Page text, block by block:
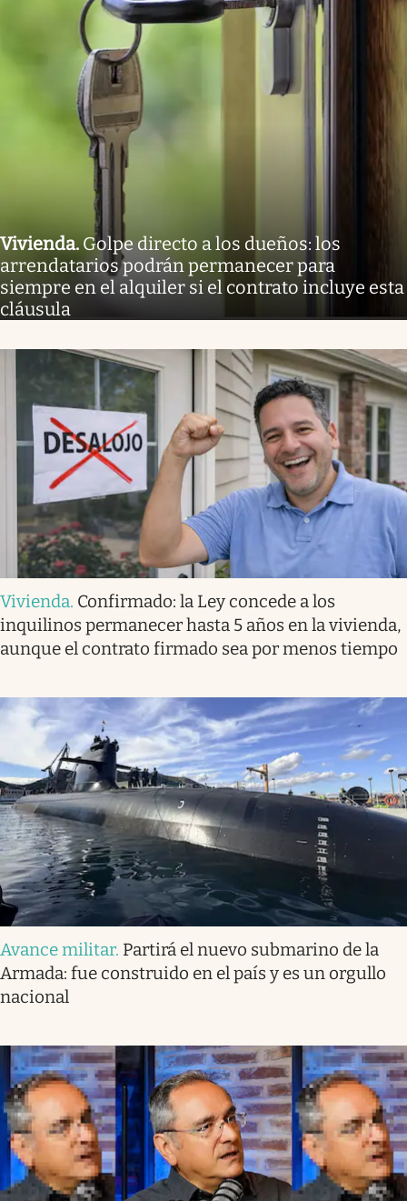
Vivienda. Golpe directo a los dueños: los
arrendatarios podrán permanecer para
siempre en el alquiler si el contrato incluye esta
cláusula
Vivienda. Confirmado: la Ley concede a los
inquilinos permanecer hasta 5 años en la vivienda,
aunque el contrato firmado sea por menos tiempo
Avance militar. Partirá el nuevo submarino de la
Armada: fue construido en el país y es un orgullo
nacional